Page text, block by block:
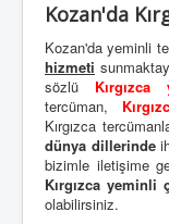
Kozan'da
Kozan'da yeminli
hizmeti
sözlü
tercüman,
Kırgızca
dünya dillerinde
bizimle iletişime
Kırgızca yeminli
olabilirsiniz.